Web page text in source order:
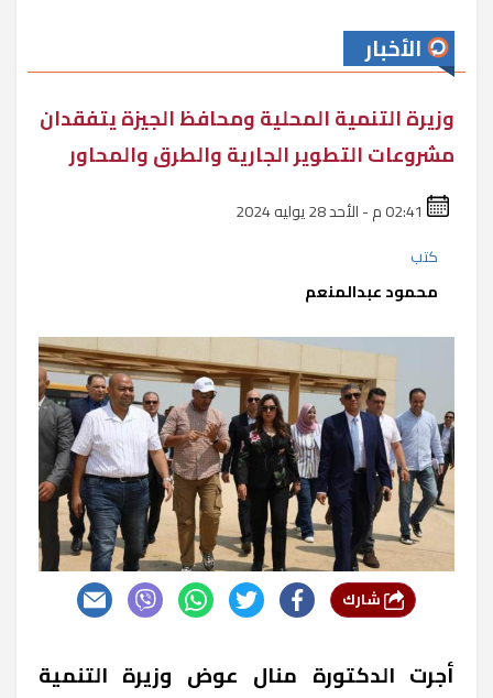
الأخبار
وزيرة التنمية المحلية ومحافظ الجيزة يتفقدان
مشروعات التطوير الجارية والطرق والمحاور
كتب
محمود عبدالمنعم
أجرت الدكتورة منال عوض وزيرة التنمية